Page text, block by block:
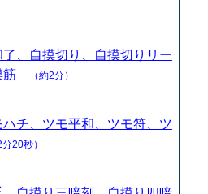
了、自摸切り、自摸切りリー
筋
（約2分）
ハチ、ツモ平和、ツモ符、ツ
分20秒）